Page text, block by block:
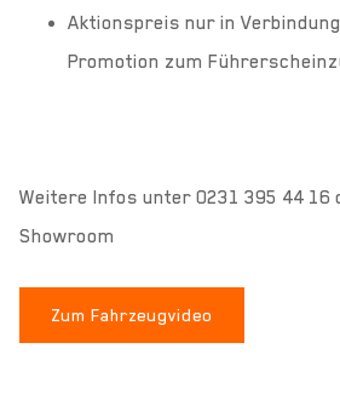
Aktionspreis nur in
Promotion zum
Weitere Infos unter 0231 395 44 16
Showroom
Zum Fahrzeugvideo